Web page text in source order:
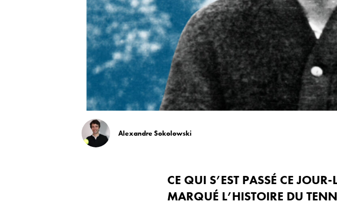
Alexandre Sokolowski
CE QUI S’EST PASSÉ CE
MARQUÉ L’HISTOIRE DU